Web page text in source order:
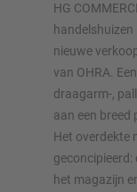
HG
nieuwe
van OHRA.
draagarm-,
aan een breed
Het overdekte
het magazijn
Palletstellingen
Verrijdbare
Automatische
Systeemvloeren
Verticale opslag